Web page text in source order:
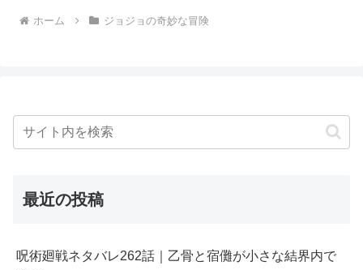
ホーム ジョジョの奇妙な冒険
最近の投稿
呪術廻戦ネタバレ262話｜乙骨と宿儺が小さな結界内で